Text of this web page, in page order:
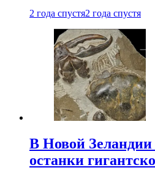
2 года спустя2 года спустя
В Новой
останки